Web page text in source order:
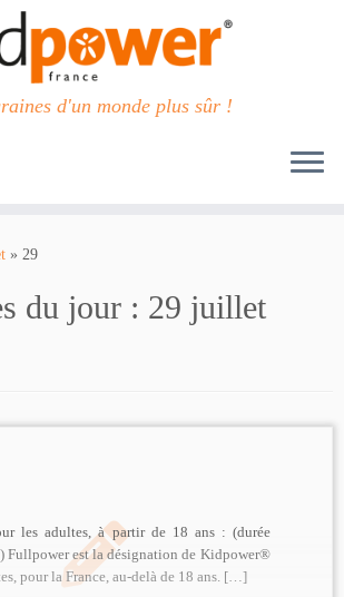
d'un monde plus sûr !
» 29
du jour : 29 juillet
les adultes, à partir de 18 ans : (durée
Fullpower est la désignation de Kidpower®
pour la France, au-delà de 18 ans. […]